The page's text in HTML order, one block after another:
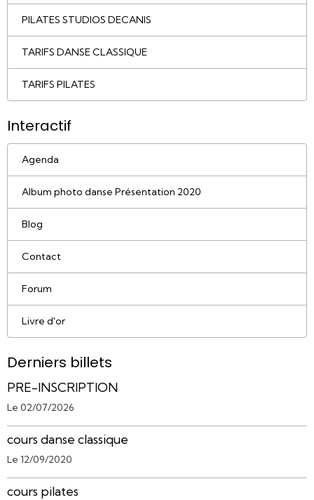
PILATES STUDIOS DECANIS
TARIFS DANSE CLASSIQUE
TARIFS PILATES
Interactif
Agenda
Album photo danse Présentation 2020
Blog
Contact
Forum
Livre d'or
Derniers billets
PRE-INSCRIPTION
Le 02/07/2026
cours danse classique
Le 12/09/2020
cours pilates